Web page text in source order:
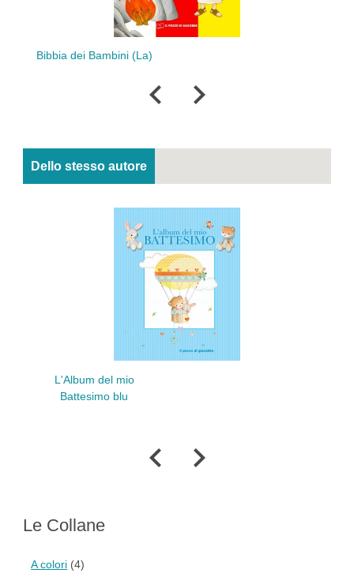
Bibbia dei Bambini (La)
Dello stesso autore
L'Album del mio
Battesimo blu
Le Collane
A colori (4)